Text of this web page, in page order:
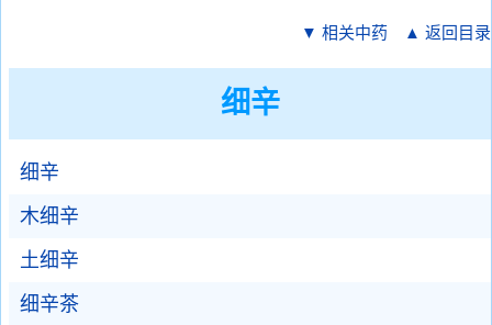
▼ 相关中药 ▲ 返回目录
细辛
细辛
木细辛
土细辛
细辛茶